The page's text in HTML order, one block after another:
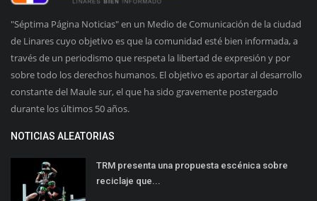
"Séptima Página Noticias" en un Medio de Comunicación de la ciudad
de Linares cuyo objetivo es que la comunidad esté bien informada, a
través de un periodismo que respeta la libertad de expresión y por
sobre todo los derechos humanos. El objetivo es aportar al desarrollo
constante del Maule sur, el que ha sido gravemente postergado
durante los últimos 50 años.
NOTICIAS ALEATORIAS
TRM presenta una propuesta escénica sobre
reciclaje que...